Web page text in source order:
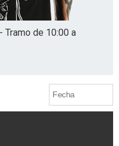
de 10:00 a